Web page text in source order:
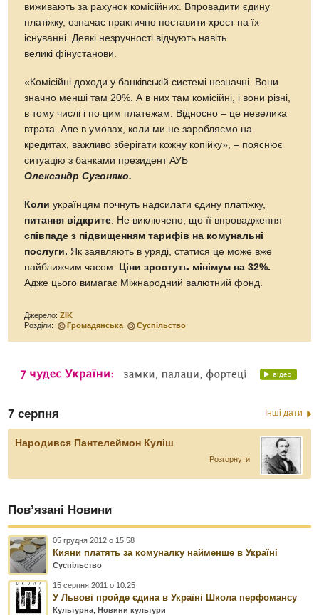
виживають за рахунок комісійних. Впровадити єдину
платіжку, означає практично поставити хрест на їх
існуванні. Деякі незручності відчують навіть
великі фінустанови.
«Комісійні доходи у банківській системі незначні. Вони
значно менші там 20%. А в них там комісійні, і вони різні,
в тому числі і по цим платежам. Відносно – це невелика
втрата. Але в умовах, коли ми не заробляємо на
кредитах, важливо зберігати кожну копійку», – пояснює
ситуацію з банками президент АУБ
Олександр Сугоняко.
Коли українцям почнуть надсилати єдину платіжку,
питання відкрите . Не виключено, що її впровадження
співпаде з підвищенням тарифів на комунальні
послуги. Як заявляють в уряді, статися це може вже
найближчим часом. Ціни зростуть мінімум на 32%.
Адже цього вимагає Міжнародний валютний фонд.
Джерело:ZIK
Розділи:
Громадянська Суспільство
7 серпня Інші дати
Народився Пантелеймон Куліш
Розгорнути
Пов’язані Новини
05 грудня 2012 о 15:58
Кияни платять за комуналку найменше в Україні
Суспільство
15 серпня 2011 о 10:25
У Львові пройде єдина в Україні Школа перфомансу
Культурна ,Новини культури